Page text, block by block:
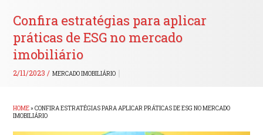
Confira estratégias para aplicar
práticas de ESG no mercado
imobiliário
2/11/2023 / MERCADO IMOBILIÁRIO
HOME»CONFIRA ESTRATÉGIAS PARA APLICAR PRÁTICAS DE ESG NO MERCADO
IMOBILIÁRIO